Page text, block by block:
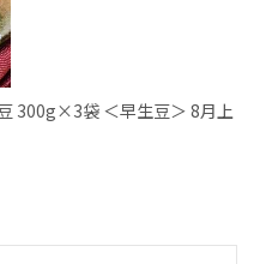
300g×3袋 ＜早生豆＞ 8月上